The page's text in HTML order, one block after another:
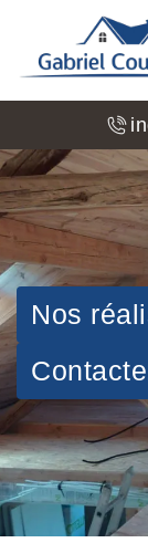
Nos